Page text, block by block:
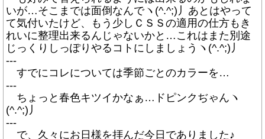
いが…そこまでは面倒なんでヽ(^.^;)丿あとはやって
て気付いたけど、もう少しＣＳＳの適用の仕方もき
れいに整理出来るんじゃないかと…これはまた別途
じっくりしっぽりやるコトにしましょうヽ(^.^;)丿
---
すでにコレについては季節ごとのカラーを…
---
ちょっと春色キツイかなぁ…ドピンクぢゃんヽ
(^.^;)丿
---
で、久々にお日様を拝んだ今日でありました♪